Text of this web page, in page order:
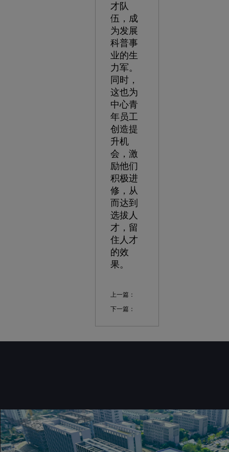
才队
伍，成
为发展
科普事
业的生
力军。
同时，
这也为
中心青
年员工
创造提
升机
会，激
励他们
积极进
修，从
而达到
选拔人
才，留
住人才
的效
果。
上一篇：
下一篇：